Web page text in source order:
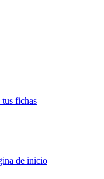
fichas
de inicio